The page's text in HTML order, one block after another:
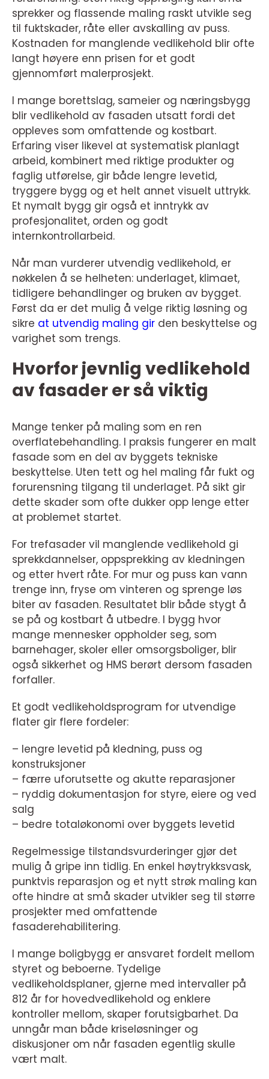
sprekker og flassende maling raskt utvikle seg
til fuktskader, råte eller avskalling av puss.
Kostnaden for manglende vedlikehold blir ofte
langt høyere enn prisen for et godt
gjennomført malerprosjekt.
I mange borettslag, sameier og næringsbygg
blir vedlikehold av fasaden utsatt fordi det
oppleves som omfattende og kostbart.
Erfaring viser likevel at systematisk planlagt
arbeid, kombinert med riktige produkter og
faglig utførelse, gir både lengre levetid,
tryggere bygg og et helt annet visuelt uttrykk.
Et nymalt bygg gir også et inntrykk av
profesjonalitet, orden og godt
internkontrollarbeid.
Når man vurderer utvendig vedlikehold, er
nøkkelen å se helheten: underlaget, klimaet,
tidligere behandlinger og bruken av bygget.
Først da er det mulig å velge riktig løsning og
sikre at utvendig maling gir den beskyttelse og
varighet som trengs.
Hvorfor jevnlig vedlikehold
av fasader er så viktig
Mange tenker på maling som en ren
overflatebehandling. I praksis fungerer en malt
fasade som en del av byggets tekniske
beskyttelse. Uten tett og hel maling får fukt og
forurensning tilgang til underlaget. På sikt gir
dette skader som ofte dukker opp lenge etter
at problemet startet.
For trefasader vil manglende vedlikehold gi
sprekkdannelser, oppsprekking av kledningen
og etter hvert råte. For mur og puss kan vann
trenge inn, fryse om vinteren og sprenge løs
biter av fasaden. Resultatet blir både stygt å
se på og kostbart å utbedre. I bygg hvor
mange mennesker oppholder seg, som
barnehager, skoler eller omsorgsboliger, blir
også sikkerhet og HMS berørt dersom fasaden
forfaller.
Et godt vedlikeholdsprogram for utvendige
flater gir flere fordeler:
– lengre levetid på kledning, puss og
konstruksjoner
– færre uforutsette og akutte reparasjoner
– ryddig dokumentasjon for styre, eiere og ved
salg
– bedre totaløkonomi over byggets levetid
Regelmessige tilstandsvurderinger gjør det
mulig å gripe inn tidlig. En enkel høytrykksvask,
punktvis reparasjon og et nytt strøk maling kan
ofte hindre at små skader utvikler seg til større
prosjekter med omfattende
fasaderehabilitering.
I mange boligbygg er ansvaret fordelt mellom
styret og beboerne. Tydelige
vedlikeholdsplaner, gjerne med intervaller på
812 år for hovedvedlikehold og enklere
kontroller mellom, skaper forutsigbarhet. Da
unngår man både kriseløsninger og
diskusjoner om når fasaden egentlig skulle
vært malt.